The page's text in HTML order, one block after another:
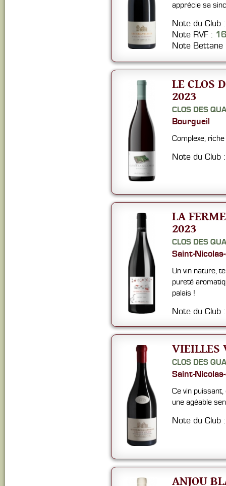
apprécie sa
Note du Club
Note RVF :
Note
LE CLOS
2023
CLOS DES
Bourgueil
Complexe,
Note du Club
LA
2023
CLOS DES
Saint-
Un vin nature,
pureté
palais !
Note du Club
VIEILLES
CLOS DES
Saint-
Ce vin
une agéable
Note du Club
ANJOU